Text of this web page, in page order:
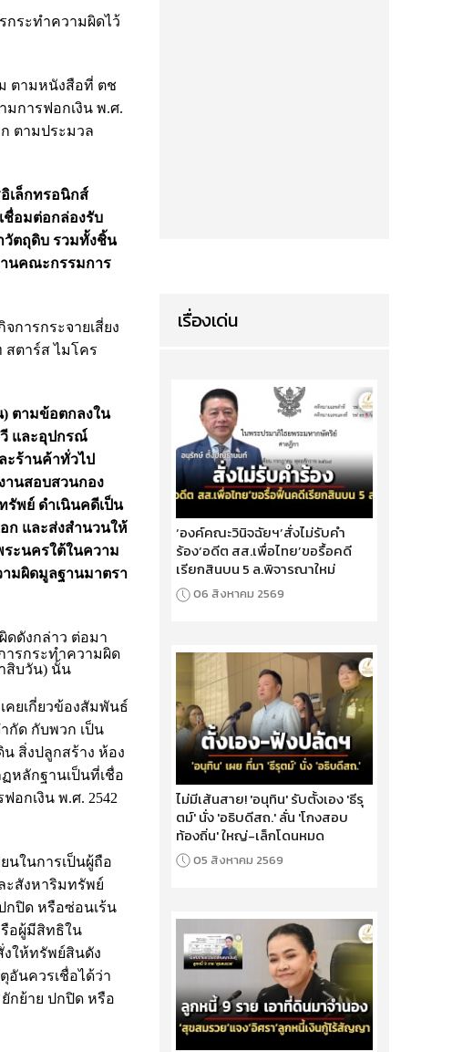
กระทำความผิดไว้
ตามหนังสือที่ ตช
มการฟอกเงิน พ.ศ.
ตามประมวล
เล็กทรอนิกส์
อมต่อกล่องรับ
วัตถุดิบ รวมทั้งชิ้น
นคณะกรรมการ
ารกระจายเสี่ยง
สตาร์ส ไมโคร
) ตามข้อตกลงใน
และอุปกรณ์
ะร้านค้าทั่วไป
านสอบสวนกอง
พย์ ดำเนินคดีเป็น
ก และส่งสำนวนให้
ะนครใต้ในความ
ามผิดมูลฐานมาตรา
ดดังกล่าว ต่อมา
ารกระทำความผิด
สิบวัน) นั้น
คยเกี่ยวข้องสัมพันธ์
กัด กับพวก เป็น
สิ่งปลูกสร้าง ห้อง
หลักฐานเป็นที่เชื่อ
กเงิน พ.ศ. 2542
นในการเป็นผู้ถือ
ะสังหาริมทรัพย์
กปิด หรือซ่อนเร้น
รือผู้มีสิทธิใน
ให้ทรัพย์สินดัง
อันควรเชื่อได้ว่า
กย้าย ปกปิด หรือ
เรื่องเด่น
‘องค์คณะวินิจฉัยฯ’สั่งไม่รับคำ
ร้อง‘อดีต สส.เพื่อไทย’ขอรื้อคดี
เรียกสินบน 5 ล.พิจารณาใหม่
06 สิงหาคม 2569
ไม่มีเส้นสาย! 'อนุทิน' รับตั้งเอง 'ธีรุ
ตม์' นั่ง 'อธิบดีสถ.' ลั่น 'โกงสอบ
ท้องถิ่น' ใหญ่-เล็กโดนหมด
05 สิงหาคม 2569